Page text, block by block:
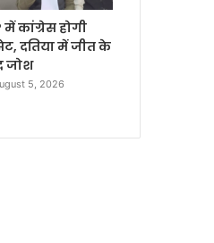
में कांग्रेस होगी
दतिया में जीत के
जोश
5, 2026